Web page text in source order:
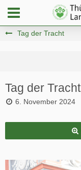
Tag der Tracht
Tag der Tracht
6. November 2024